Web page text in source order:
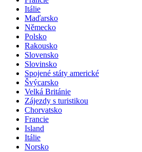
Itálie
Maďarsko
Německo
Polsko
Rakousko
Slovensko
Slovinsko
Spojené státy americké
Švýcarsko
Velká Británie
Zájezdy s turistikou
Chorvatsko
Francie
Island
Itálie
Norsko